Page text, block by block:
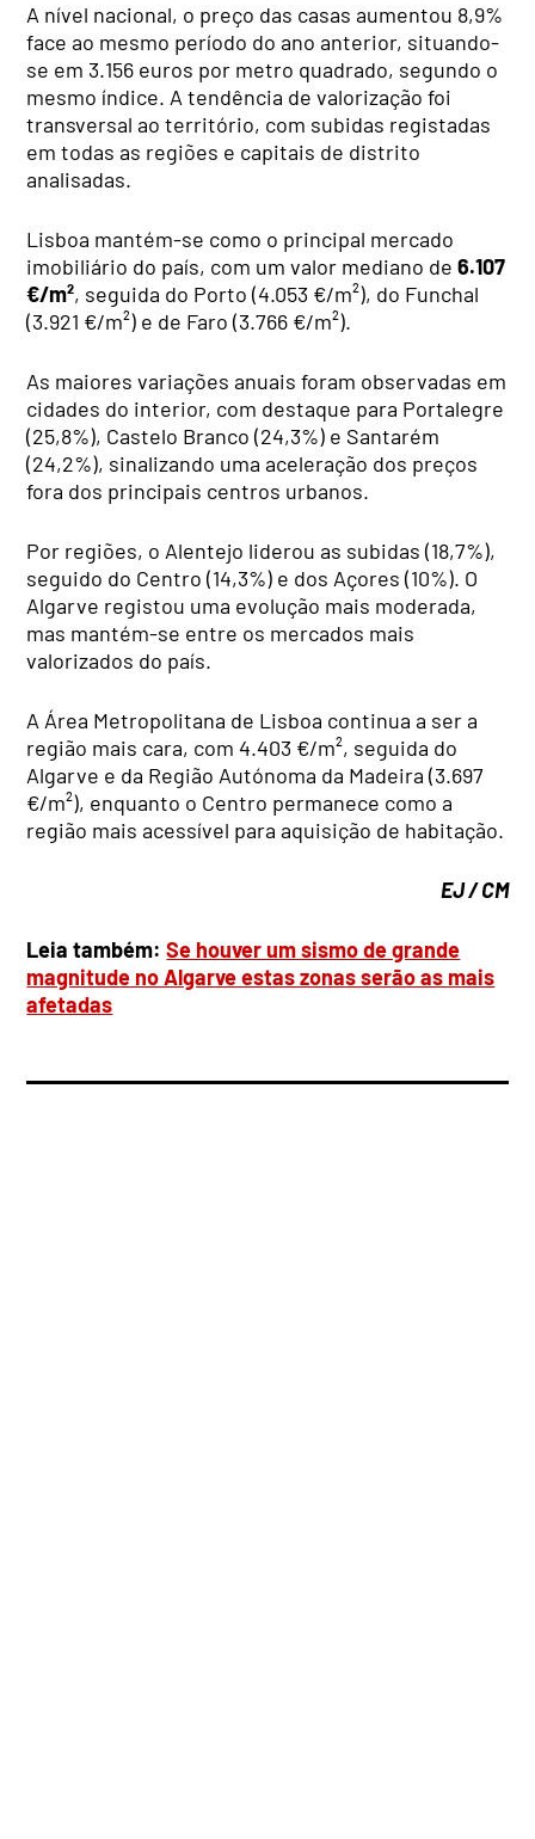
A nível nacional, o preço das casas aumentou 8,9%
face ao mesmo período do ano anterior, situando-
se em 3.156 euros por metro quadrado, segundo o
mesmo índice. A tendência de valorização foi
transversal ao território, com subidas registadas
em todas as regiões e capitais de distrito
analisadas.
Lisboa mantém-se como o principal mercado
imobiliário do país, com um valor mediano de6.107
€/m², seguida do Porto (4.053 €/m²), do Funchal
(3.921 €/m²) e de Faro (3.766 €/m²).
As maiores variações anuais foram observadas em
cidades do interior, com destaque para Portalegre
(25,8%), Castelo Branco (24,3%) e Santarém
(24,2%), sinalizando uma aceleração dos preços
fora dos principais centros urbanos.
Por regiões, o Alentejo liderou as subidas (18,7%),
seguido do Centro (14,3%) e dos Açores (10%). O
Algarve registou uma evolução mais moderada,
mas mantém-se entre os mercados mais
valorizados do país.
A Área Metropolitana de Lisboa continua a ser a
região mais cara, com 4.403 €/m², seguida do
Algarve e da Região Autónoma da Madeira (3.697
€/m²), enquanto o Centro permanece como a
região mais acessível para aquisição de habitação.
EJ / CM
Leia também:Se houver um sismo de grande
magnitude no Algarve estas zonas serão as mais
afetadas